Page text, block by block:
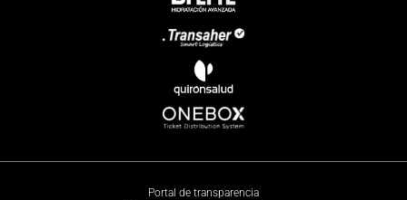
Portal de transparencia